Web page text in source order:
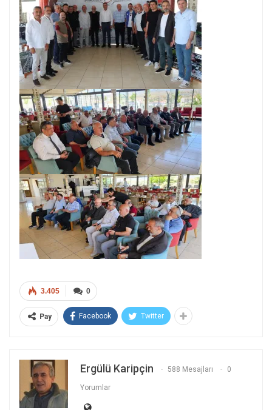
0
3.405
Pay Facebook Twitter
Ergülü Karipçin 588 Mesajları 0
Yorumlar